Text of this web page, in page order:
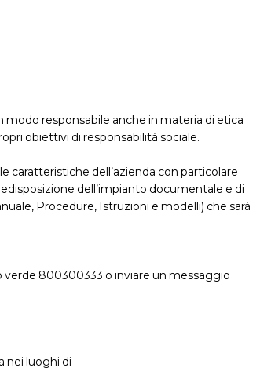
responsabile anche in materia di etica
obiettivi di responsabilità sociale.
caratteristiche dell’azienda con particolare
dell’impianto documentale e di
Procedure, Istruzioni e modelli) che sarà
verde 800300333 o inviare un messaggio
nei luoghi di